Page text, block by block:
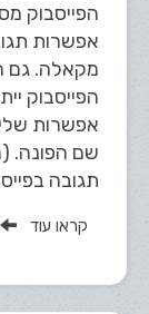
הפייסבוק
אפשרות
מקאלה. גם
הפייסבוק
אפשרות
שם הפונה.
תגובה
קראו עוד